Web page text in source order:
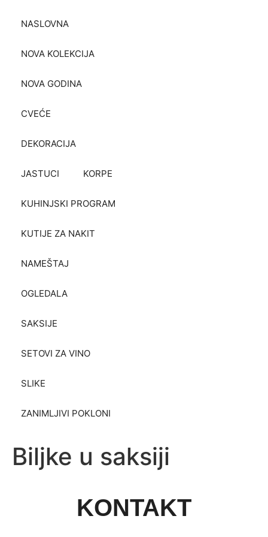
NASLOVNA
NOVA KOLEKCIJA
NOVA GODINA
CVEĆE
DEKORACIJA
JASTUCI KORPE
KUHINJSKI PROGRAM
KUTIJE ZA NAKIT
NAMEŠTAJ
OGLEDALA
SAKSIJE
SETOVI ZA VINO
SLIKE
ZANIMLJIVI POKLONI
Biljke u saksiji
KONTAKT